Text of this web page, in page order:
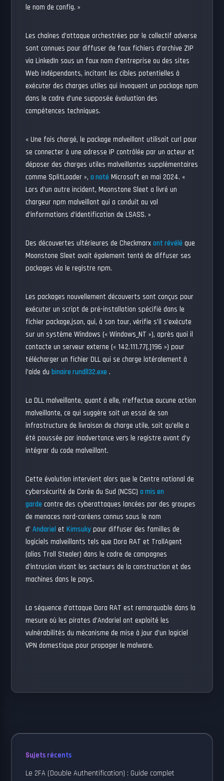
le nom de config. »
Les chaînes d’attaque orchestrées par le collectif adverse
sont connues pour diffuser de faux fichiers d’archive ZIP
via LinkedIn sous un faux nom d’entreprise ou des sites
Web indépendants, incitant les cibles potentielles à
exécuter des charges utiles qui invoquent un package npm
dans le cadre d’une supposée évaluation des
compétences techniques.
« Une fois chargé, le package malveillant utilisait curl pour
se connecter à une adresse IP contrôlée par un acteur et
déposer des charges utiles malveillantes supplémentaires
comme SplitLoader »,a noté Microsoft en mai 2024. «
Lors d’un autre incident, Moonstone Sleet a livré un
chargeur npm malveillant qui a conduit au vol
d’informations d’identification de LSASS. »
Des découvertes ultérieures de Checkmarxont révélé que
Moonstone Sleet avait également tenté de diffuser ses
packages via le registre npm.
Les packages nouvellement découverts sont conçus pour
exécuter un script de pré-installation spécifié dans le
fichier package.json, qui, à son tour, vérifie s’il s’exécute
sur un système Windows (« Windows_NT »), après quoi il
contacte un serveur externe (« 142.111.77[.]196 ») pour
télécharger un fichier DLL qui se charge latéralement à
l’aide dubinaire rundll32.exe .
La DLL malveillante, quant à elle, n’effectue aucune action
malveillante, ce qui suggère soit un essai de son
infrastructure de livraison de charge utile, soit qu’elle a
été poussée par inadvertance vers le registre avant d’y
intégrer du code malveillant.
Cette évolution intervient alors que le Centre national de
cybersécurité de Corée du Sud (NCSC)a mis en
garde contre des cyberattaques lancées par des groupes
de menaces nord-coréens connus sous le nom
d’Andariel etKimsuky pour diffuser des familles de
logiciels malveillants tels que Dora RAT et TrollAgent
(alias Troll Stealer) dans le cadre de campagnes
d’intrusion visant les secteurs de la construction et des
machines dans le pays.
La séquence d’attaque Dora RAT est remarquable dans la
mesure où les pirates d’Andariel ont exploité les
vulnérabilités du mécanisme de mise à jour d’un logiciel
VPN domestique pour propager le malware.
Sujets récents
Le 2FA (Double Authentification) : Guide complet